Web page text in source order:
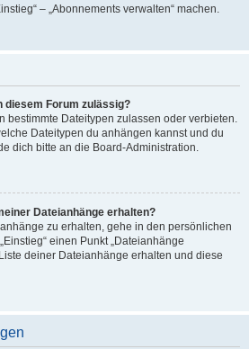
– „Abonnements verwalten“ machen.
diesem Forum zulässig?
bestimmte Dateitypen zulassen oder verbieten.
Dateitypen du anhängen kannst und du
dich bitte an die Board-Administration.
Dateianhänge erhalten?
zu erhalten, gehe in den persönlichen
einen Punkt „Dateianhänge
deiner Dateianhänge erhalten und diese